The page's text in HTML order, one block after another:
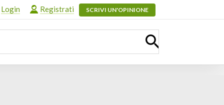
Login Registrati SCRIVI UN'OPINIONE